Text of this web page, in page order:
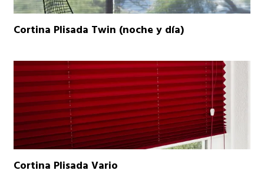
Cortina Plisada Twin (noche y día)
Cortina Plisada Vario